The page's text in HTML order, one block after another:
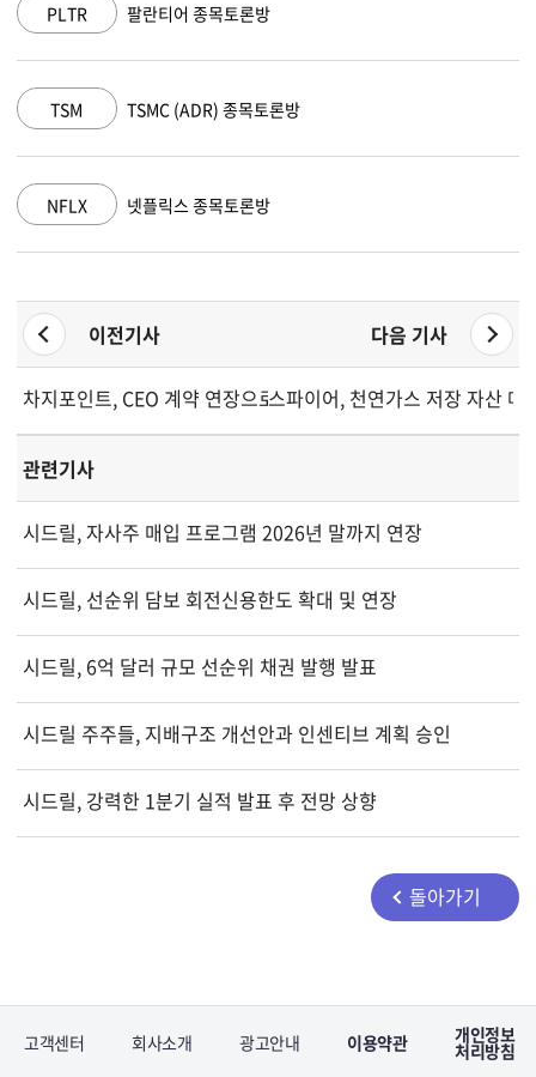
AAPL
AMZN
GOOGL
이전기사 다음 기사
차지포인트, CEO 계약 연장으로 경영 안정성 강화
스파이어, 천연가스 저장 자산 매
관련기사
시드릴, 자사주 매입 프로그램 2026년 말까지 연장
시드릴, 선순위 담보 회전신용한도 확대 및 연장
시드릴, 6억 달러 규모 선순위 채권 발행 발표
시드릴 주주들, 지배구조 개선안과 인센티브 계획 승인
시드릴, 강력한 1분기 실적 발표 후 전망 상향
돌아가기
고객센터 회사소개 광고안내 이용약관 개인정보
처리방침